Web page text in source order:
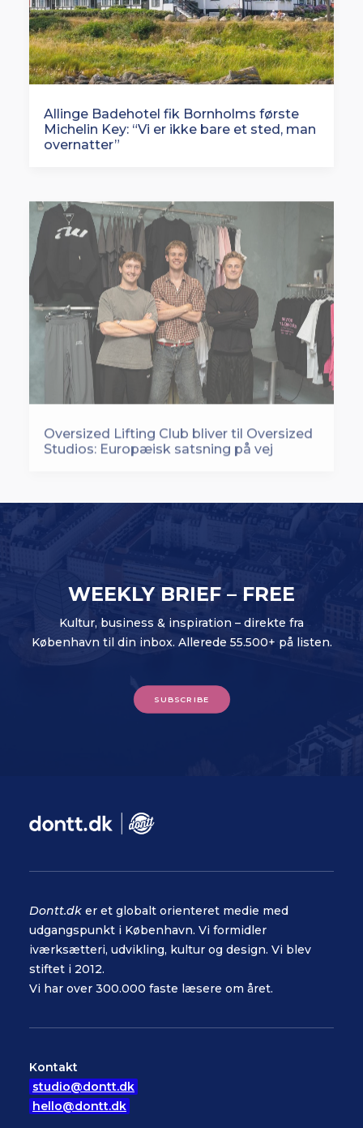
Allinge Badehotel fik Bornholms første
Michelin Key: “Vi er ikke bare et sted, man
overnatter”
Oversized Lifting Club bliver til Oversized
WEEKLY BRIEF – FREE
Kultur, business & inspiration – direkte fra
København til din inbox. Allerede 55.500+ på listen.
SUBSCRIBE
Dontt.dk er et globalt orienteret medie med
udgangspunkt i København. Vi formidler
iværksætteri, udvikling, kultur og design. Vi blev
stiftet i 2012.
Vi har over 300.000 faste læsere om året.
Kontakt
studio@dontt.dk
hello@dontt.dk